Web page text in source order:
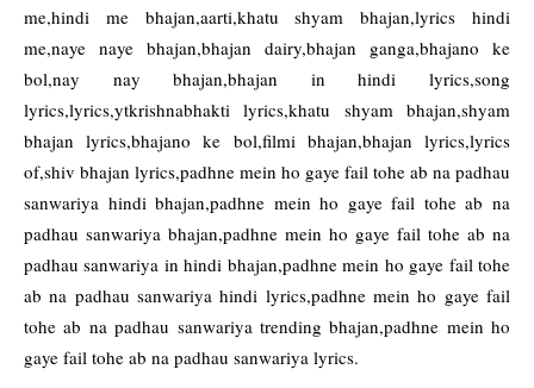
me,hindi me bhajan,aarti,khatu shyam bhajan,lyrics hindi
me,naye naye bhajan,bhajan dairy,bhajan ganga,bhajano ke
bol,nay nay bhajan,bhajan in hindi lyrics,song
lyrics,lyrics,ytkrishnabhakti lyrics,khatu shyam bhajan,shyam
bhajan lyrics,bhajano ke bol,filmi bhajan,bhajan lyrics,lyrics
of,shiv bhajan lyrics,padhne mein ho gaye fail tohe ab na padhau
sanwariya hindi bhajan,padhne mein ho gaye fail tohe ab na
padhau sanwariya bhajan,padhne mein ho gaye fail tohe ab na
padhau sanwariya in hindi bhajan,padhne mein ho gaye fail tohe
ab na padhau sanwariya hindi lyrics,padhne mein ho gaye fail
tohe ab na padhau sanwariya trending bhajan,padhne mein ho
gaye fail tohe ab na padhau sanwariya lyrics.